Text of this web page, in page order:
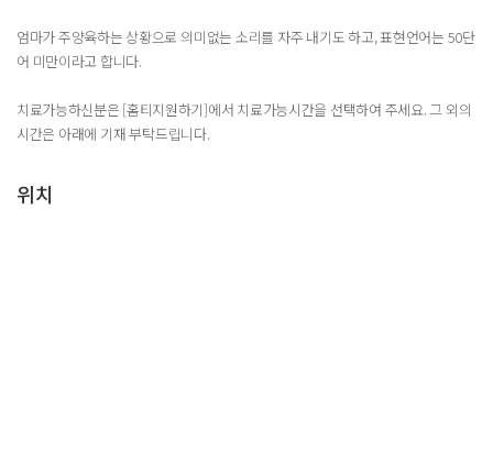
엄마가 주양육하는 상황으로 의미없는 소리를 자주 내기도 하고, 표현언어는 50단
어 미만이라고 합니다.
치료가능하신분은 [홈티지원하기]에서 치료가능시간을 선택하여 주세요. 그 외의
시간은 아래에 기재 부탁드립니다.
위치